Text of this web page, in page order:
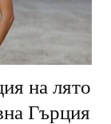
на лято
Гърция